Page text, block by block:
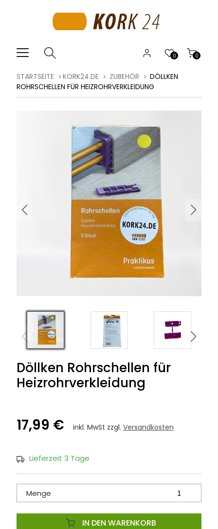
0
0
STARTSEITE KORK24.DE ZUBEHÖR
DÖLLKEN
ROHRSCHELLEN FÜR HEIZROHRVERKLEIDUNG
Döllken Rohrschellen für
Heizrohrverkleidung
17,99 € inkl. MwSt zzgl. Versandkosten
Lieferzeit 3 Tage
Menge
IN DEN WARENKORB